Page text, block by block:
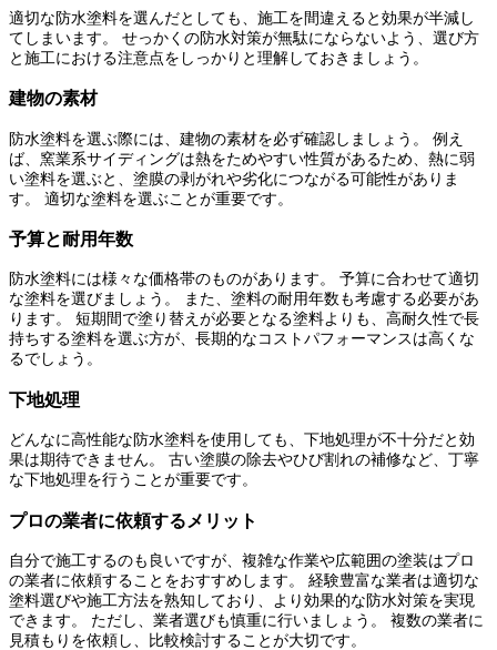
適切な防水塗料を選んだとしても、施工を間違えると効果が半減し
てしまいます。 せっかくの防水対策が無駄にならないよう、選び方
と施工における注意点をしっかりと理解しておきましょう。
建物の素材
防水塗料を選ぶ際には、建物の素材を必ず確認しましょう。 例え
ば、窯業系サイディングは熱をためやすい性質があるため、熱に弱
い塗料を選ぶと、塗膜の剥がれや劣化につながる可能性がありま
す。 適切な塗料を選ぶことが重要です。
予算と耐用年数
防水塗料には様々な価格帯のものがあります。 予算に合わせて適切
な塗料を選びましょう。 また、塗料の耐用年数も考慮する必要があ
ります。 短期間で塗り替えが必要となる塗料よりも、高耐久性で長
持ちする塗料を選ぶ方が、長期的なコストパフォーマンスは高くな
るでしょう。
下地処理
どんなに高性能な防水塗料を使用しても、下地処理が不十分だと効
果は期待できません。 古い塗膜の除去やひび割れの補修など、丁寧
な下地処理を行うことが重要です。
プロの業者に依頼するメリット
自分で施工するのも良いですが、複雑な作業や広範囲の塗装はプロ
の業者に依頼することをおすすめします。 経験豊富な業者は適切な
塗料選びや施工方法を熟知しており、より効果的な防水対策を実現
できます。 ただし、業者選びも慎重に行いましょう。 複数の業者に
見積もりを依頼し、比較検討することが大切です。